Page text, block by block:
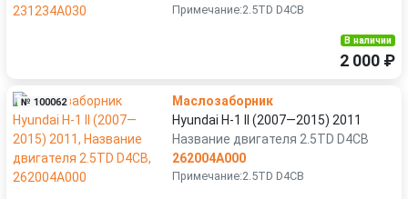
Примечание:2.5TD D4CB
В наличии
2 000 ₽
№ 100062
Маслозаборник
Hyundai H-1 II (2007—2015) 2011
Название двигателя 2.5TD D4CB
262004A000
Примечание:2.5TD D4CB